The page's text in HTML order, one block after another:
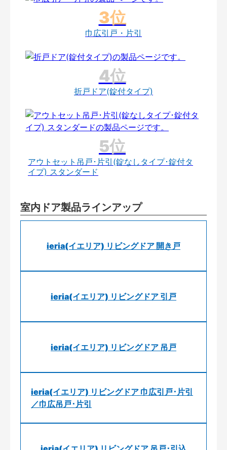
巾広引戸・片引
折戸ドア(錠付タイプ)
アウトセット吊戸･片引(錠なしタイプ･錠付タ
イプ) スタンダード
室内ドア製品ラインアップ
ieria(イエリア) リビングドア 開き戸
ieria(イエリア) リビングドア 引戸
ieria(イエリア) リビングドア 吊戸
ieria(イエリア) リビングドア 巾広引戸･片引
／巾広吊戸･片引